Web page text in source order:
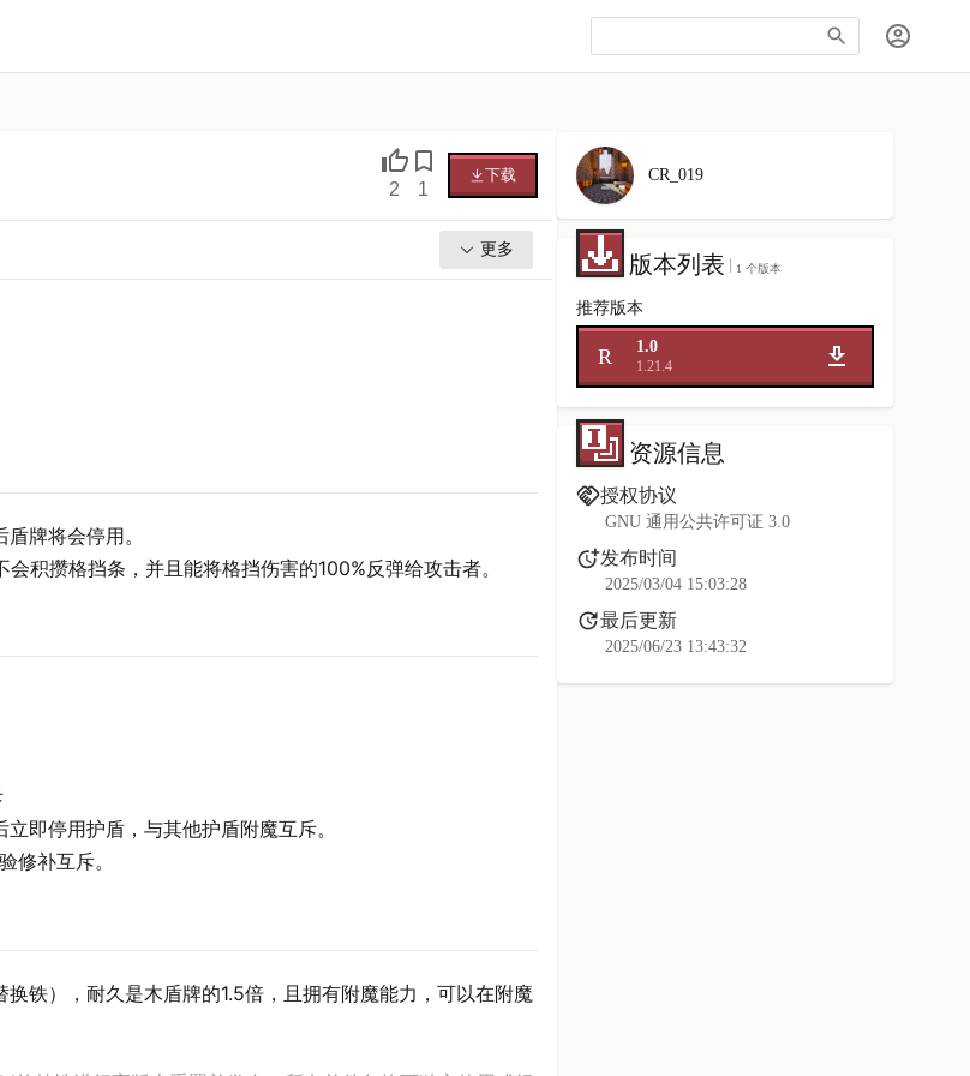
2 1
下载
更多
牌将会停用。
积攒格挡条，并且能将格挡伤害的100%反弹给攻击者。
即停用护盾，与其他护盾附魔互斥。
修补互斥。
铁），耐久是木盾牌的1.5倍，且拥有附魔能力，可以在附魔
CR_019
版本列表 1 个版本
推荐版本
R 1.0
1.21.4
资源信息
授权协议
GNU 通用公共许可证 3.0
发布时间
2025/03/04 15:03:28
最后更新
2025/06/23 13:43:32